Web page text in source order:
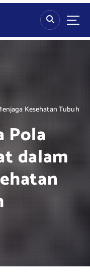
Kesehatan Tubuh
Pola
dalam